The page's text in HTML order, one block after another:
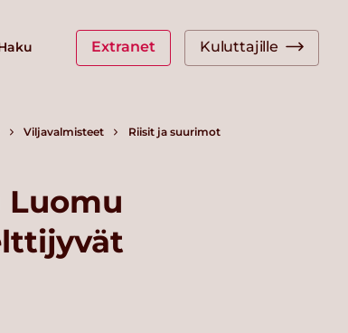
Extranet Kuluttajille
Viljavalmisteet Riisit ja suurimot